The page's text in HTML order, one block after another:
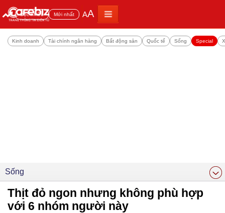
Đọc nhiều Mới nhất AA
Kinh doanh Tài chính ngân hàng Bất động sản Quốc tế Sống Special
Sống
Thịt đỏ ngon nhưng không phù hợp
với 6 nhóm người này